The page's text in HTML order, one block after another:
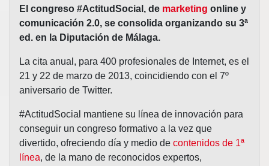
El congreso #ActitudSocial, de marketing online y
comunicación 2.0, se consolida organizando su 3ª
ed. en la Diputación de Málaga.
La cita anual, para 400 profesionales de Internet, es el
21 y 22 de marzo de 2013, coincidiendo con el 7º
aniversario de Twitter.
#ActitudSocial mantiene su línea de innovación para
conseguir un congreso formativo a la vez que
divertido, ofreciendo día y medio de contenidos de 1ª
línea, de la mano de reconocidos expertos,